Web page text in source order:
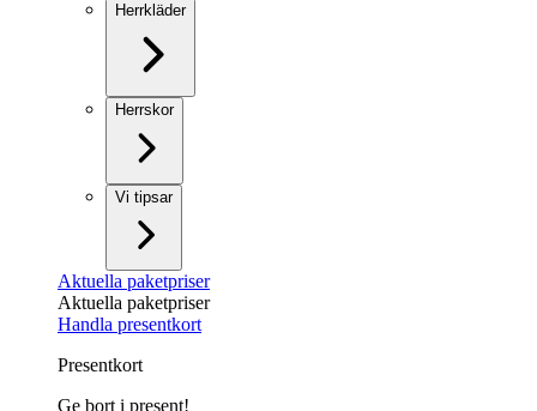
Herrkläder
Herrskor
Vi tipsar
Aktuella paketpriser
Aktuella paketpriser
Handla presentkort
Presentkort
Ge bort i present!